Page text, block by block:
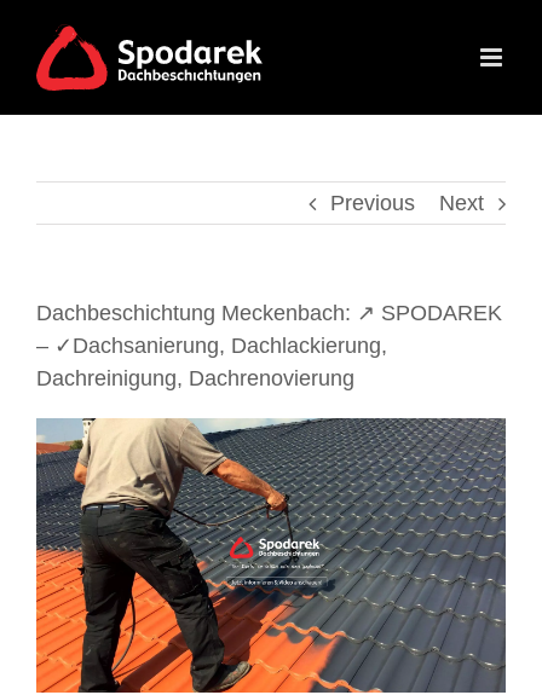
content
Previous Next
Dachbeschichtung Meckenbach: ↗️ SPODAREK
– ✓Dachsanierung, Dachlackierung,
Dachreinigung, Dachrenovierung